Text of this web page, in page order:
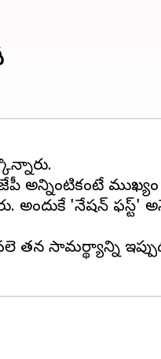
అన్నింటికంటే
అందుకే 'నేషన్
సామర్థ్యాన్ని